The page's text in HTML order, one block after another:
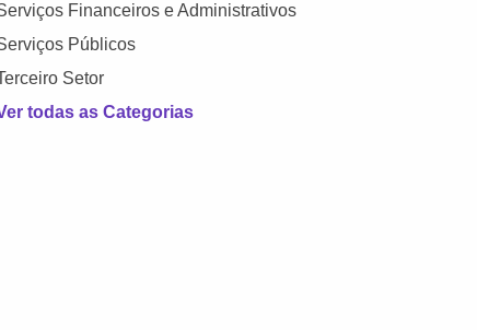
Financeiros e Administrativos
Públicos
Setor
todas as Categorias